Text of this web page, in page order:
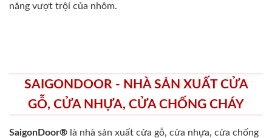
năng vượt trội của nhôm.
SAIGONDOOR - NHÀ SẢN XUẤT CỬA
GỖ, CỬA NHỰA, CỬA CHỐNG CHÁY
SaigonDoor® là nhà sản xuất cửa gỗ, cửa nhựa, cửa chống